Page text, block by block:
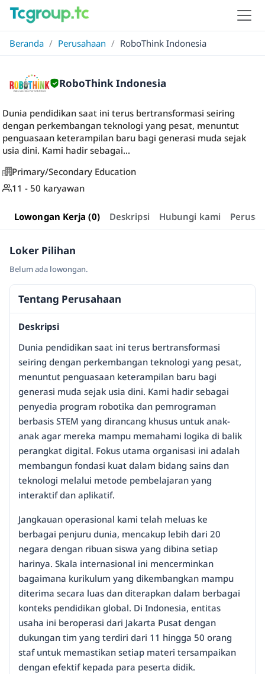
Beranda / Perusahaan / RoboThink Indonesia
RoboThink Indonesia
Dunia pendidikan saat ini terus bertransformasi seiring
dengan perkembangan teknologi yang pesat, menuntut
penguasaan keterampilan baru bagi generasi muda sejak
usia dini. Kami hadir sebagai...
Primary/Secondary Education
11 - 50 karyawan
Lowongan Kerja (0) Deskripsi Hubungi kami
Loker Pilihan
Belum ada lowongan.
Tentang Perusahaan
Deskripsi
Dunia pendidikan saat ini terus bertransformasi
seiring dengan perkembangan teknologi yang pesat,
menuntut penguasaan keterampilan baru bagi
generasi muda sejak usia dini. Kami hadir sebagai
penyedia program robotika dan pemrograman
berbasis STEM yang dirancang khusus untuk anak-
anak agar mereka mampu memahami logika di balik
perangkat digital. Fokus utama organisasi ini adalah
membangun fondasi kuat dalam bidang sains dan
teknologi melalui metode pembelajaran yang
interaktif dan aplikatif.
Jangkauan operasional kami telah meluas ke
berbagai penjuru dunia, mencakup lebih dari 20
negara dengan ribuan siswa yang dibina setiap
harinya. Skala internasional ini mencerminkan
bagaimana kurikulum yang dikembangkan mampu
diterima secara luas dan diterapkan dalam berbagai
konteks pendidikan global. Di Indonesia, entitas
usaha ini beroperasi dari Jakarta Pusat dengan
dukungan tim yang terdiri dari 11 hingga 50 orang
staf untuk memastikan setiap materi tersampaikan
dengan efektif kepada para peserta didik.